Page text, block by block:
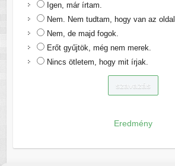
Igen, már írtam.
Nem. Nem tudtam, hogy van az
Nem, de majd fogok.
Erőt gyűjtök, még nem merek.
Nincs ötletem, hogy mit írjak.
Eredmény